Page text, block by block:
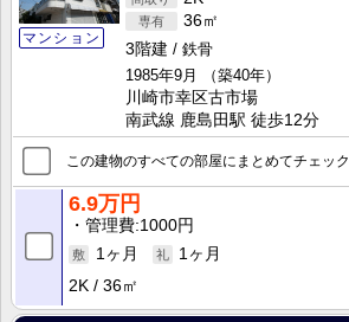
マンション
36㎡
3階建
鉄骨
1985年9月
（築40年）
川崎市幸区古市場
南武線 鹿島田駅 徒歩12分
この建物のすべての部屋にまとめてチェック
6.9万円
管理費 1000円
1ヶ月
1ヶ月
2K
36㎡